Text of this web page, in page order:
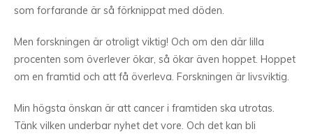
som forfarande är så förknippat med döden.
Men forskningen är otroligt viktig! Och om den där lilla
procenten som överlever ökar, så ökar även hoppet. Hoppet
om en framtid och att få överleva. Forskningen är livsviktig.
Min högsta önskan är att cancer i framtiden ska utrotas.
Tänk vilken underbar nyhet det vore. Och det kan bli